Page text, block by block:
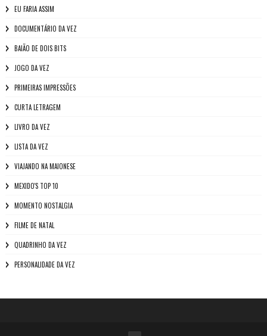
EU FARIA ASSIM
DOCUMENTÁRIO DA VEZ
BAIÃO DE DOIS BITS
JOGO DA VEZ
PRIMEIRAS IMPRESSÕES
CURTA LETRAGEM
LIVRO DA VEZ
LISTA DA VEZ
VIAJANDO NA MAIONESE
MEXIDO'S TOP 10
MOMENTO NOSTALGIA
FILME DE NATAL
QUADRINHO DA VEZ
PERSONALIDADE DA VEZ